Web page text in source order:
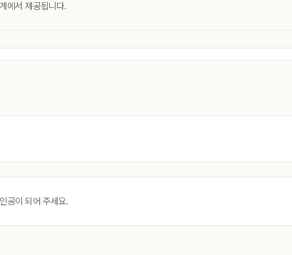
에서 제공됩니다.
공이 되어 주세요.